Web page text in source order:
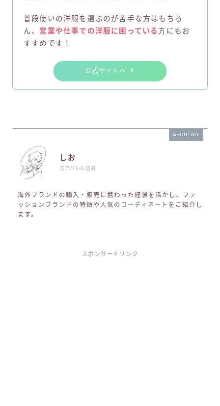
普段使いの洋服を選ぶのが苦手な方はもちろ
ん、 営業や仕事での洋服に困っている方にもお
すすめです！
公式サイトへ
ABOUT ME
しお
元アパレル店員
海外ブランドの輸入・販売に携わった経験を活かし、ファ
ッションブランドの特徴や人気のコーディネートをご紹介し
ます。
スポンサードリンク